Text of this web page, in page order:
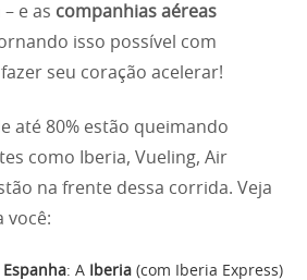
e as companhias aéreas
isso possível com
seu coração acelerar!
até 80% estão queimando
como Iberia, Vueling, Air
na frente dessa corrida. Veja
você:
: A Iberia (com Iberia Express)